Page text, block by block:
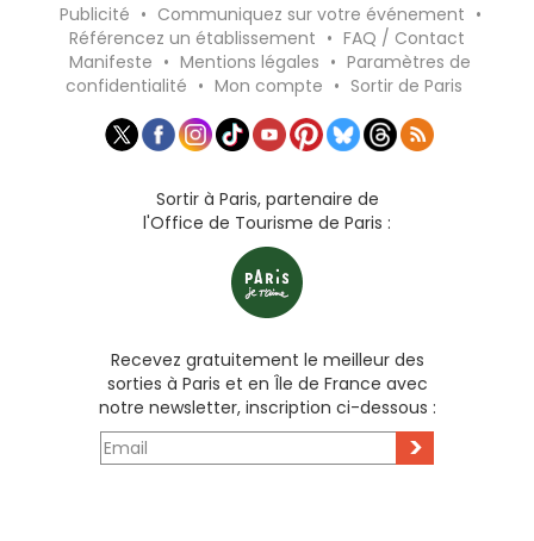
Publicité • Communiquez sur votre événement •
Référencez un établissement • FAQ / Contact
Manifeste • Mentions légales • Paramètres de
confidentialité • Mon compte • Sortir de Paris
Sortir à Paris, partenaire de
l'Office de Tourisme de Paris :
Recevez gratuitement le meilleur des
sorties à Paris et en Île de France avec
notre newsletter, inscription ci-dessous :
>